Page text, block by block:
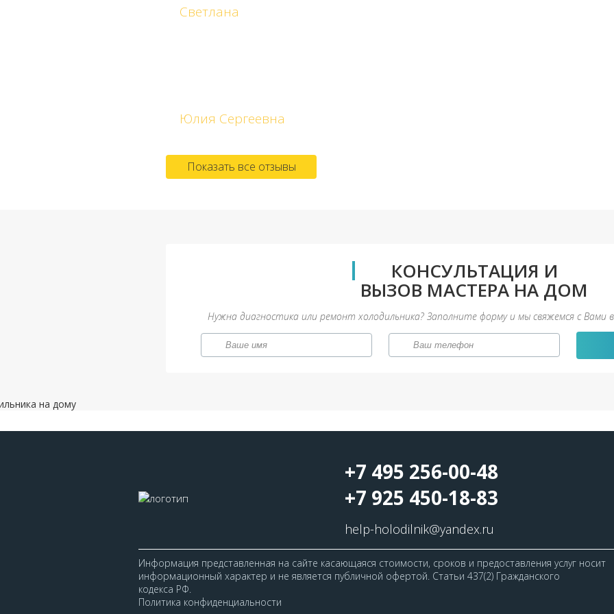
Светлана
Юлия Сергеевна
Показать все отзывы
КОНСУЛЬТАЦИЯ И
ВЫЗОВ МАСТЕРА НА ДОМ
Нужна диагностика или ремонт холодильника? Заполните форму и мы свяжемся с Вами
+7 495 256-00-48
+7 925 450-18-83
help-holodilnik@yandex.ru
Информация представленная на сайте касающаяся стоимости, сроков и предоставления услуг носит
информационный характер и не является публичной офертой. Статьи 437(2) Гражданского
кодекса РФ.
Политика конфиденциальности